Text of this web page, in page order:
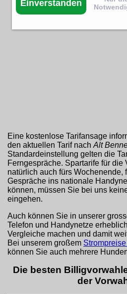
Eine kostenlose Tarifansage
den aktuellen Tarif nach Alt
Standardeinstellung gelten die
Ferngespräche. Spartarife für die
natürlich auch fürs Wochenende,
Gespräche ins nationale
können, müssen Sie bei uns
eingehen.
Auch können Sie in unserer
Telefon und Handynetze
Vergleiche machen und damit
Bei unserem großem
können Sie auch mehrere
Die besten
der
Einverstanden